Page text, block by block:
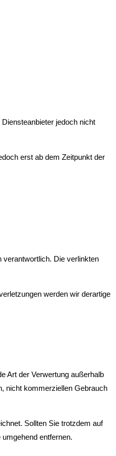
jedoch nicht
erst ab dem Zeitpunkt der
verantwortlich. Die verlinkten
werden wir derartige
Art der Verwertung außerhalb
nicht kommerziellen Gebrauch
Sollten Sie trotzdem auf
entfernen.